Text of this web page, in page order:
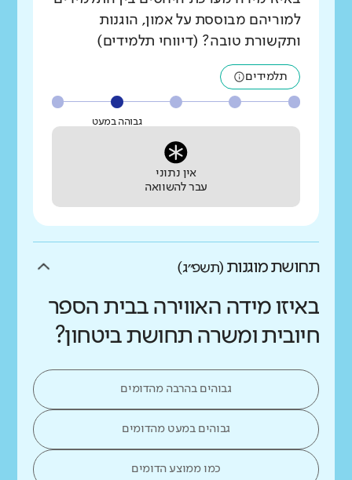
למוריהם מבוססת על אמון, הוגנות
ותקשורת טובה? (דיווחי תלמידים)
תלמידים
גבוהה במעט
אין נתוני
עבר להשוואה
תחושת מוגנות (תשפ״ג)
באיזו מידה האווירה בבית הספר
חיובית ומשרה תחושת ביטחון?
גבוהים בהרבה מהדומים
גבוהים במעט מהדומים
כמו ממוצע הדומים